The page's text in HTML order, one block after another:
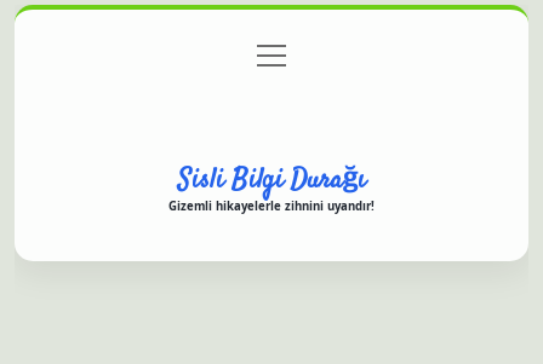
Gizlilik Politikası
menüyü
aç
Sisli Bilgi Durağı
Gizemli hikayelerle zihnini uyandır!